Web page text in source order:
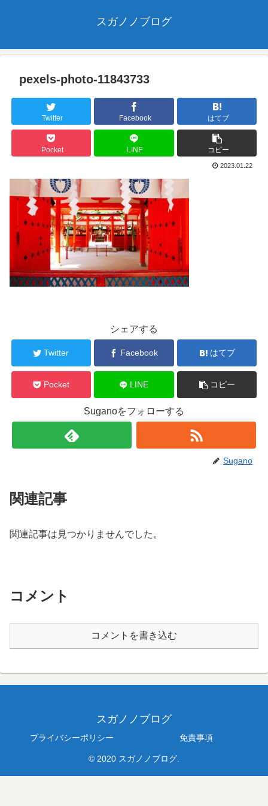
スガノノブログ
pexels-photo-11843733
Twitter Facebook はてブ
Pocket LINE コピー
2023.01.22
シェアする
Twitter Facebook はてブ
Pocket LINE コピー
Suganoをフォローする
Sugano
関連記事
関連記事は見つかりませんでした。
コメント
コメントを書き込む
スガノノブログ
プライバシーポリシー 免責事項
© 2020 スガノノブログ.